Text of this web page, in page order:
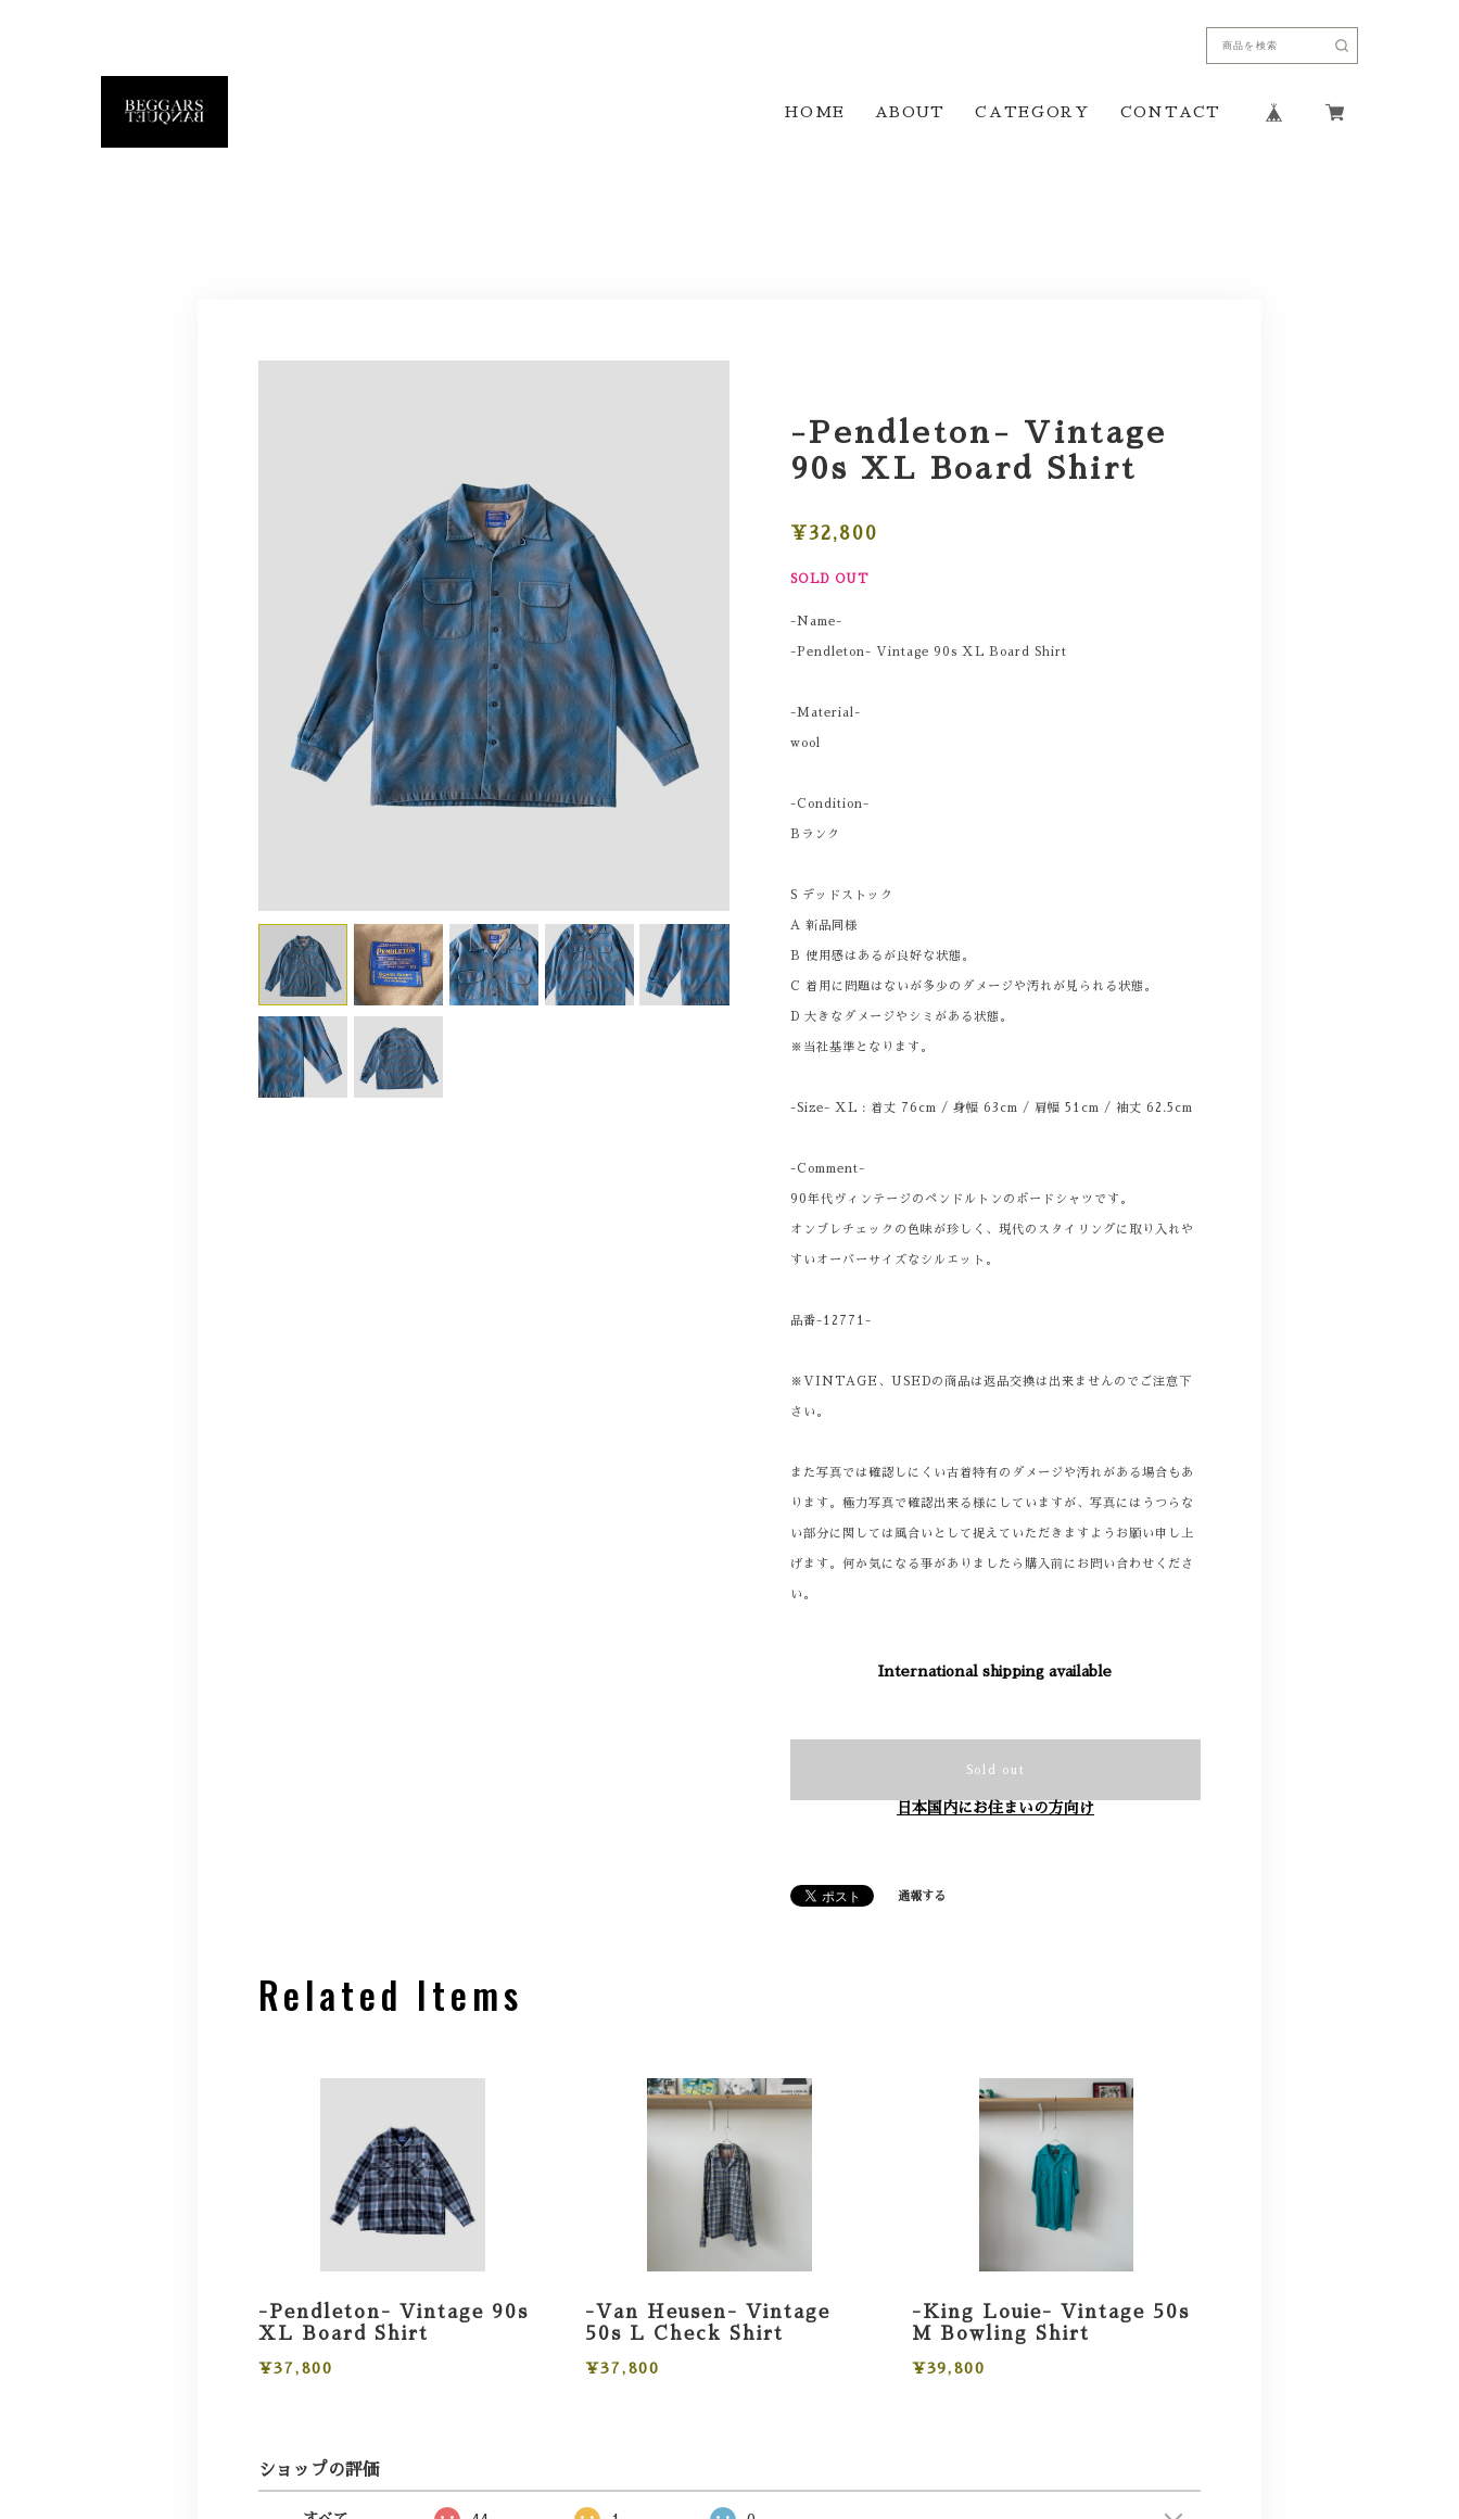
HOME ABOUT CATEGORY CONTACT
-Pendleton- Vintage
90s XL Board Shirt
¥32,800
SOLD OUT
-Name-
-Pendleton- Vintage 90s XL Board Shirt
-Material-
wool
-Condition-
Bランク
S デッドストック
A 新品同様
B 使用感はあるが良好な状態。
C 着用に問題はないが多少のダメージや汚れが見られる状態。
D 大きなダメージやシミがある状態。
※当社基準となります。
-Size- XL : 着丈 76cm / 身幅 63cm / 肩幅 51cm / 袖丈 62.5cm
-Comment-
90年代ヴィンテージのペンドルトンのボードシャツです。
オンブレチェックの色味が珍しく、現代のスタイリングに取り入れや
すいオーバーサイズなシルエット。
品番-12771-
※VINTAGE、USEDの商品は返品交換は出来ませんのでご注意下
さい。
また写真では確認しにくい古着特有のダメージや汚れがある場合もあ
ります。極力写真で確認出来る様にしていますが、写真にはうつらな
い部分に関しては風合いとして捉えていただきますようお願い申し上
げます。何か気になる事がありましたら購入前にお問い合わせくださ
い。
International shipping available
Sold out
日本国内にお住まいの方向け
通報する
Related Items
-Pendleton- Vintage 90s
XL Board Shirt
¥37,800
-Van Heusen- Vintage
50s L Check Shirt
¥37,800
-King Louie- Vintage 50s
M Bowling Shirt
¥39,800
ショップの評価